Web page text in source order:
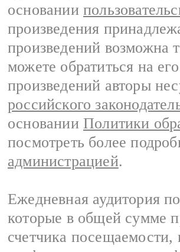
основании
произведения
произведений возможна
можете обратиться на
произведений авторы
российского
основании Политики
посмотреть более
администрацией.
Ежедневная аудитория
которые в общей сумме
счетчика посещаемости,